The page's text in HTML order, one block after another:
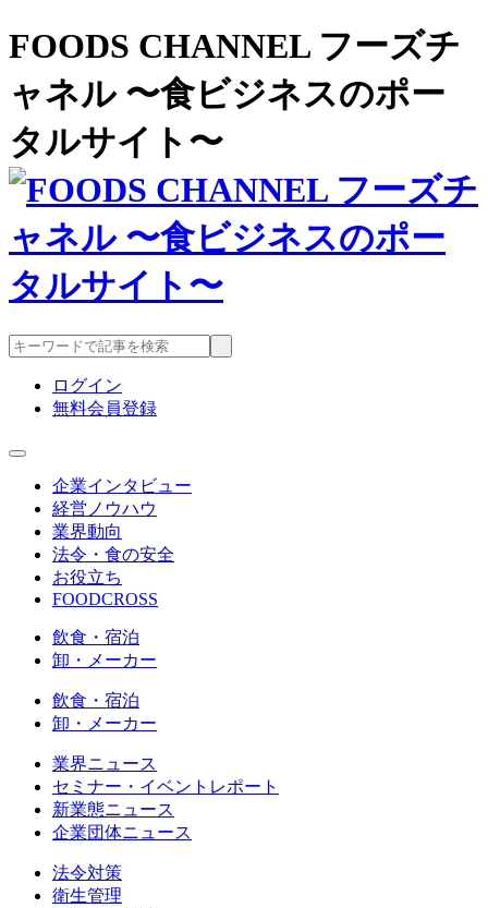
FOODS CHANNEL フーズチ
ャネル 〜食ビジネスのポー
タルサイト〜
ログイン
無料会員登録
企業インタビュー
経営ノウハウ
業界動向
法令・食の安全
お役立ち
FOODCROSS
飲食・宿泊
卸・メーカー
飲食・宿泊
卸・メーカー
業界ニュース
セミナー・イベントレポート
新業態ニュース
企業団体ニュース
法令対策
衛生管理